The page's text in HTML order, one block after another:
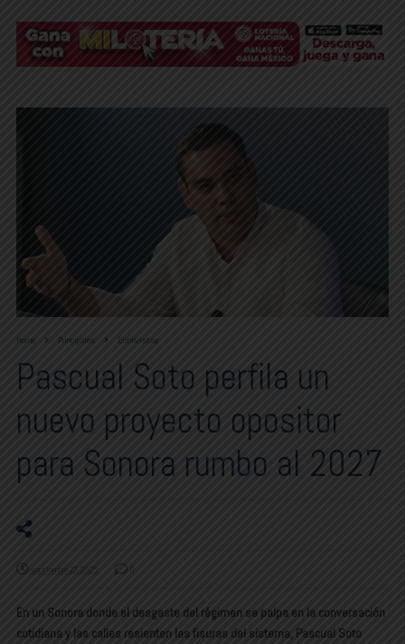
Home Principales Entrevistas
Pascual Soto perfila un
nuevo proyecto opositor
para Sonora rumbo al 2027
septiembre 22, 2025 0
En un Sonora donde el desgaste del régimen se palpa en la conversación
cotidiana y las calles resienten las fisuras del sistema, Pascual Soto